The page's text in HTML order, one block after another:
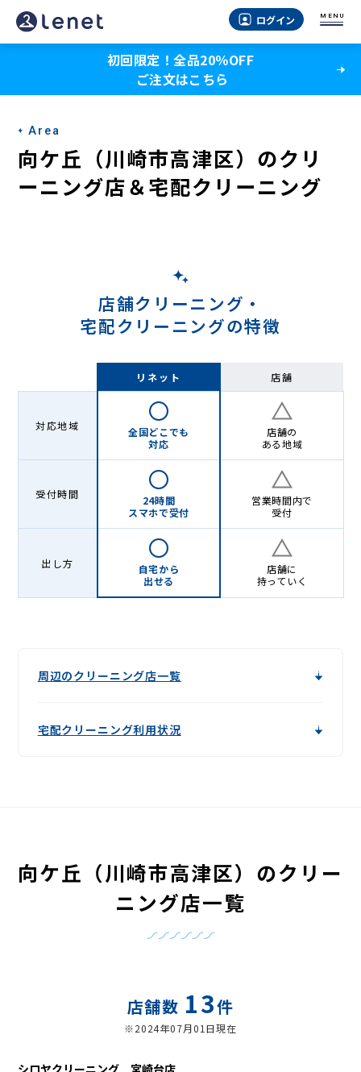
向
ケ
（川
崎
市
高
ニ
宅
ク
ログイン MENU
初回限定！全品20％OFF
ご注文はこちら
Area
向ケ丘（川崎市高津区）のクリ
ーニング店＆宅配クリーニング
店舗クリーニング・
宅配クリーニングの特徴
リネット 店舗
対応地域
全国どこでも
対応
店舗の
ある地域
受付時間
24時間
スマホで受付
営業時間内で
受付
出し方
自宅から
出せる
店舗に
持っていく
周辺のクリーニング店一覧
宅配クリーニング利用状況
向ケ丘（川崎市高津区）のクリー
ニング店一覧
店舗数 13件
※2024年07月01日現在
シロヤクリーニング 宮崎台店